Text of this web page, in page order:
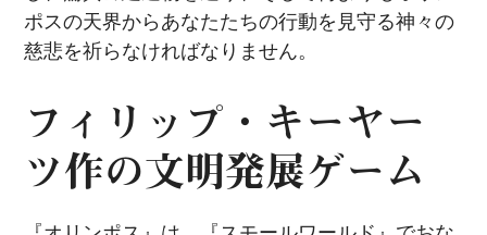
ポスの天界からあなたたちの行動を見守る神々の
慈悲を祈らなければなりません。
フィリップ・キーヤー
ツ作の文明発展ゲーム